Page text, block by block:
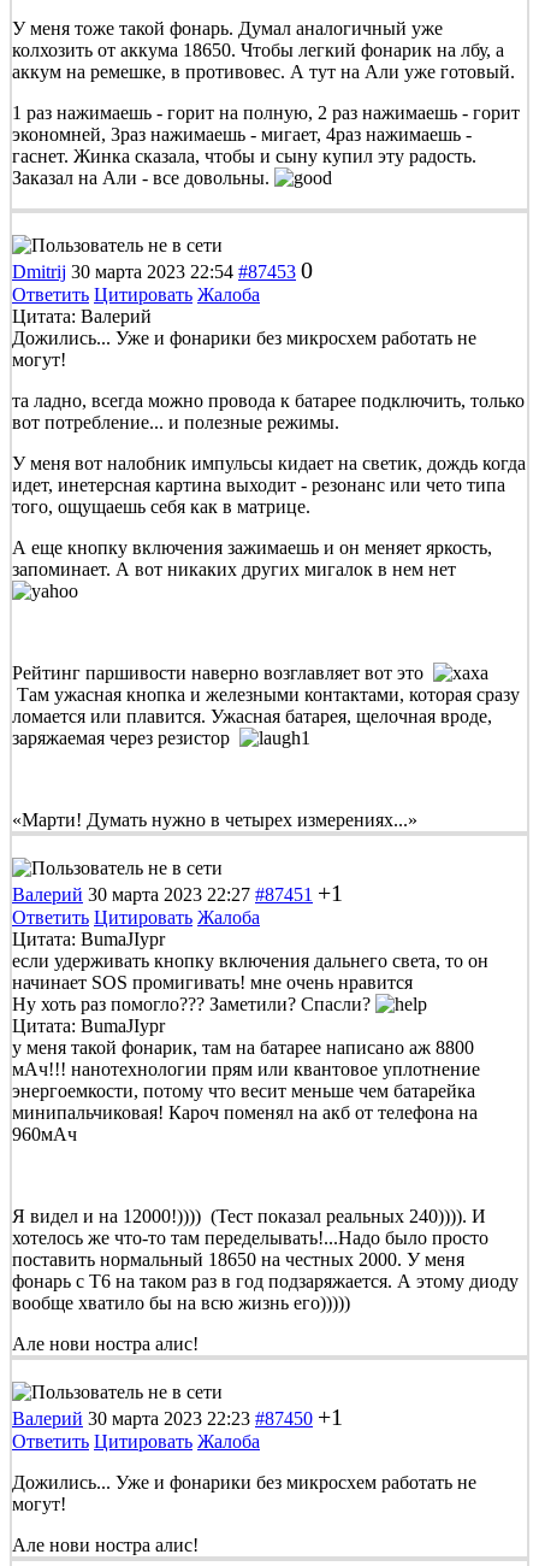
У меня тоже такой фонарь. Думал аналогичный уже
колхозить от аккума 18650. Чтобы легкий фонарик на лбу, а
аккум на ремешке, в противовес. А тут на Али уже готовый.
1 раз нажимаешь - горит на полную, 2 раз нажимаешь - горит
экономней, 3раз нажимаешь - мигает, 4раз нажимаешь -
гаснет. Жинка сказала, чтобы и сыну купил эту радость.
Заказал на Али - все довольны.
Dmitrij 30 марта 2023 22:54 #87453 0
Ответить Цитировать Жалоба
Цитата: Валерий
Дожились... Уже и фонарики без микросхем работать не
могут!
та ладно, всегда можно провода к батарее подключить, только
вот потребление... и полезные режимы.
У меня вот налобник импульсы кидает на светик, дождь когда
идет, инетерсная картина выходит - резонанс или чето типа
того, ощущаешь себя как в матрице.
А еще кнопку включения зажимаешь и он меняет яркость,
запоминает. А вот никаких других мигалок в нем нет
Рейтинг паршивости наверно возглавляет вот это
Там ужасная кнопка и железными контактами, которая сразу
ломается или плавится. Ужасная батарея, щелочная вроде,
заряжаемая через резистор
«Марти! Думать нужно в четырех измерениях...»
Валерий 30 марта 2023 22:27 #87451 +1
Ответить Цитировать Жалоба
Цитата: BumaJIypr
если удерживать кнопку включения дальнего света, то он
начинает SOS промигивать! мне очень нравится
Ну хоть раз помогло??? Заметили? Спасли?
Цитата: BumaJIypr
у меня такой фонарик, там на батарее написано аж 8800
мАч!!! нанотехнологии прям или квантовое уплотнение
энергоемкости, потому что весит меньше чем батарейка
минипальчиковая! Кароч поменял на акб от телефона на
960мАч
Я видел и на 12000!)))) (Тест показал реальных 240)))). И
хотелось же что-то там переделывать!...Надо было просто
поставить нормальный 18650 на честных 2000. У меня
фонарь с Т6 на таком раз в год подзаряжается. А этому диоду
вообще хватило бы на всю жизнь его)))))
Але нови ностра алис!
Валерий 30 марта 2023 22:23 #87450 +1
Ответить Цитировать Жалоба
Дожились... Уже и фонарики без микросхем работать не
могут!
Але нови ностра алис!